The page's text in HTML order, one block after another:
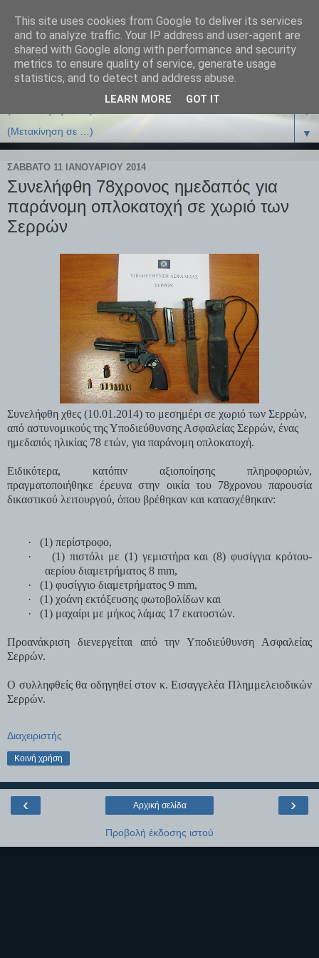
▼
▼
ΣΆΒΒΑΤΟ 11 ΙΑΝΟΥΑΡΊΟΥ 2014
Συνελήφθη 78χρονος ημεδαπός για
παράνομη οπλοκατοχή σε χωριό των
Σερρών
Συνελήφθη χθες (10.01.2014) το μεσημέρι σε χωριό των Σερρών,
από αστυνομικούς της Υποδιεύθυνσης Ασφαλείας Σερρών, ένας
ημεδαπός ηλικίας 78 ετών, για παράνομη οπλοκατοχή.
Ειδικότερα, κατόπιν αξιοποίησης πληροφοριών,
πραγματοποιήθηκε έρευνα στην οικία του 78χρονου παρουσία
δικαστικού λειτουργού, όπου βρέθηκαν και κατασχέθηκαν:
·
(1) περίστροφο,
·
(1) πιστόλι με (1) γεμιστήρα και (8) φυσίγγια κρότου-
αερίου διαμετρήματος 8 mm,
·
(1) φυσίγγιο διαμετρήματος 9 mm,
·
(1) χοάνη εκτόξευσης φωτοβολίδων και
·
(1) μαχαίρι με μήκος λάμας 17 εκατοστών.
Προανάκριση διενεργείται από την Υποδιεύθυνση Ασφαλείας
Σερρών.
Ο συλληφθείς θα οδηγηθεί στον κ. Εισαγγελέα Πλημμελειοδικών
Σερρών.
Διαχειριστής
Κοινή χρήση
‹ ›
Αρχική σελίδα
Προβολή έκδοσης ιστού
This site uses cookies from Google to deliver its services
and to analyze traffic. Your IP address and user-agent are
shared with Google along with performance and security
metrics to ensure quality of service, generate usage
statistics, and to detect and address abuse.
LEARN MORE GOT IT